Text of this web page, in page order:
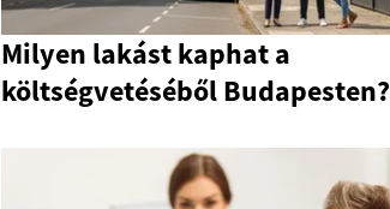
Milyen lakást kaphat a
költségvetéséből Budapesten?